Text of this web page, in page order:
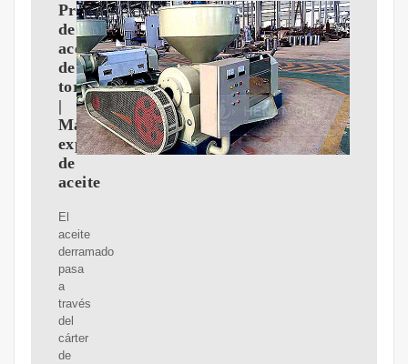
Prensa
de
aceite
de
tornillo
|
Máquina
expulsora
de
aceite
El
aceite
derramado
pasa
a
través
del
cárter
de